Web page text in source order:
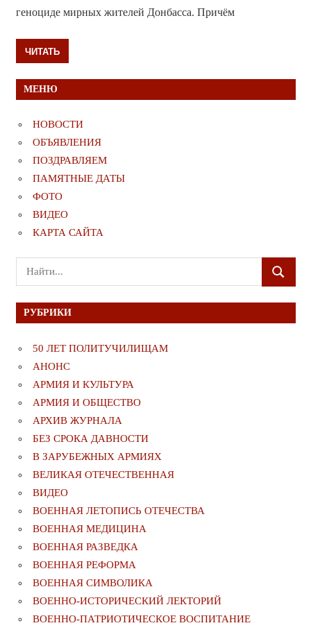
геноциде мирных жителей Донбасса. Причём
ЧИТАТЬ
МЕНЮ
НОВОСТИ
ОБЪЯВЛЕНИЯ
ПОЗДРАВЛЯЕМ
ПАМЯТНЫЕ ДАТЫ
ФОТО
ВИДЕО
КАРТА САЙТА
Поиск
для:
ПОИСК
РУБРИКИ
50 ЛЕТ ПОЛИТУЧИЛИЩАМ
АНОНС
АРМИЯ И КУЛЬТУРА
АРМИЯ И ОБЩЕСТВО
АРХИВ ЖУРНАЛА
БЕЗ СРОКА ДАВНОСТИ
В ЗАРУБЕЖНЫХ АРМИЯХ
ВЕЛИКАЯ ОТЕЧЕСТВЕННАЯ
ВИДЕО
ВОЕННАЯ ЛЕТОПИСЬ ОТЕЧЕСТВА
ВОЕННАЯ МЕДИЦИНА
ВОЕННАЯ РАЗВЕДКА
ВОЕННАЯ РЕФОРМА
ВОЕННАЯ СИМВОЛИКА
ВОЕННО-ИСТОРИЧЕСКИЙ ЛЕКТОРИЙ
ВОЕННО-ПАТРИОТИЧЕСКОЕ ВОСПИТАНИЕ